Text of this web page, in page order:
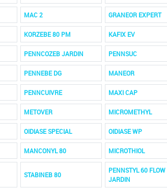
MAC 2 GRANEOR EXPERT
KORZEBE 80 PM KAFIX EV
PENNCOZEB JARDIN PENNSUC
PENNEBE DG MANEOR
PENNCUIVRE MAXI CAP
METOVER MICROMETHYL
OIDIASE SPECIAL OIDIASE WP
MANCONYL 80 MICROTHIOL
STABINEB 80
PENNSTYL 60 FLOW
JARDIN